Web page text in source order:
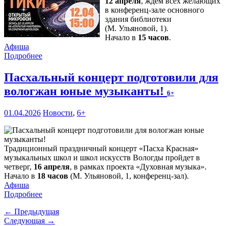
в конференц-зале основного
здания библиотеки
(М. Ульяновой, 1).
Начало в 15 часов.
Афиша
Подробнее
Пасхальный концерт подготовили для
вологжан юные музыканты! 6+
01.04.2026 Новости, 6+
Традиционный праздничный концерт «Пасха Красная»
музыкальных школ и школ искусств Вологды пройдет в
четверг, 16 апреля, в рамках проекта «Духовная музыка».
Начало в 18 часов (М. Ульяновой, 1, конференц-зал).
Афиша
Подробнее
← Предыдущая
Следующая →